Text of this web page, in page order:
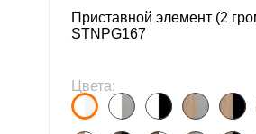
Приставной элемент (2
STNPG167
Цвета: